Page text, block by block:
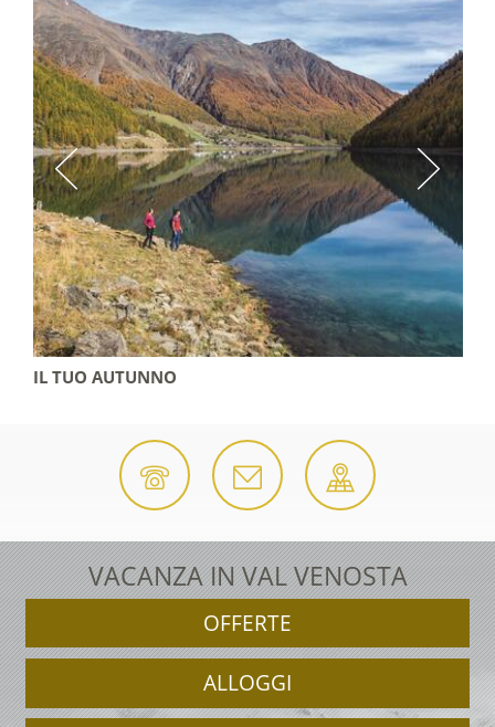
IL TUO AUTUNNO
VACANZA IN VAL VENOSTA
OFFERTE
ALLOGGI